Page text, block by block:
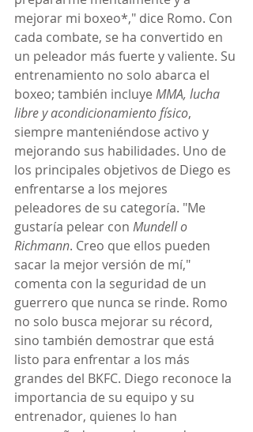
mejorar mi boxeo*," dice Romo. Con
cada combate, se ha convertido en
un peleador más fuerte y valiente. Su
entrenamiento no solo abarca el
boxeo; también incluye MMA, lucha
libre y acondicionamiento físico,
siempre manteniéndose activo y
mejorando sus habilidades. Uno de
los principales objetivos de Diego es
enfrentarse a los mejores
peleadores de su categoría. "Me
gustaría pelear con Mundell o
Richmann. Creo que ellos pueden
sacar la mejor versión de mí,"
comenta con la seguridad de un
guerrero que nunca se rinde. Romo
no solo busca mejorar su récord,
sino también demostrar que está
listo para enfrentar a los más
grandes del BKFC. Diego reconoce la
importancia de su equipo y su
entrenador, quienes lo han